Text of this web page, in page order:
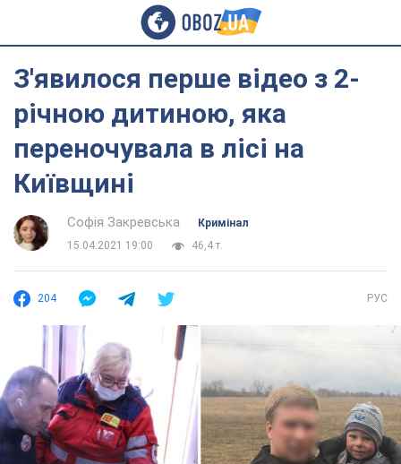
З'явилося перше відео з 2-
річною дитиною, яка
переночувала в лісі на
Київщині
Софія Закревська
Кримінал
15.04.2021 19:00
46,4 т.
204 РУС